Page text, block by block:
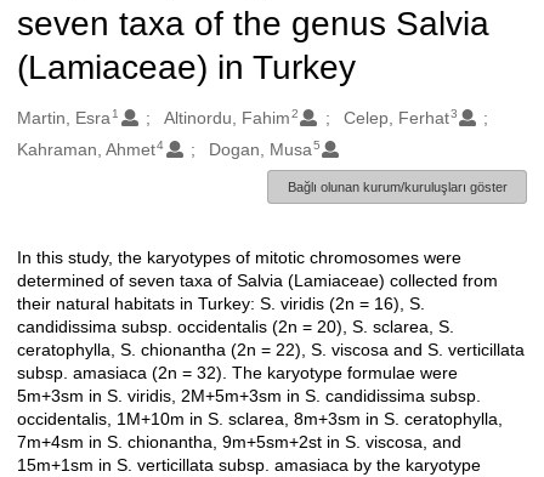
seven taxa of the genus Salvia
(Lamiaceae) in Turkey
Oluşturanlar
Martin, Esra 1 Altinordu, Fahim2 Celep, Ferhat3
Kahraman, Ahmet4 Dogan, Musa5
Bağlı olunan kurum/kuruluşları göster
Açıklama
In this study, the karyotypes of mitotic chromosomes were
determined of seven taxa of Salvia (Lamiaceae) collected from
their natural habitats in Turkey: S. viridis (2n = 16), S.
candidissima subsp. occidentalis (2n = 20), S. sclarea, S.
ceratophylla, S. chionantha (2n = 22), S. viscosa and S. verticillata
subsp. amasiaca (2n = 32). The karyotype formulae were
5m+3sm in S. viridis, 2M+5m+3sm in S. candidissima subsp.
occidentalis, 1M+10m in S. sclarea, 8m+3sm in S. ceratophylla,
7m+4sm in S. chionantha, 9m+5sm+2st in S. viscosa, and
15m+1sm in S. verticillata subsp. amasiaca by the karyotype